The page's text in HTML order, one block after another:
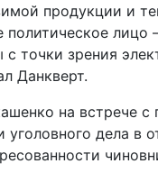
продукции и
политическое
точки зрения
Данкверт.
на
дела в